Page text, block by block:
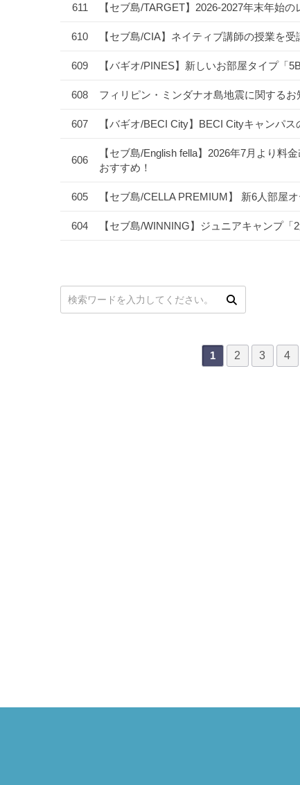
611 【セブ島/TARGET】2026-2027年末年始
610 【セブ島/CIA】ネイティブ講師の授業を
609 【バギオ/PINES】新しいお部屋タイプ
608 フィリピン・ミンダナオ島地震に関するお
607 【バギオ/BECI City】BECI Cityキャンパ
606
【セブ島/English fella】2026年7月より料
おすすめ！
605 【セブ島/CELLA PREMIUM】 新6人部屋
604 【セブ島/WINNING】ジュニアキャンプ
1 2 3 4